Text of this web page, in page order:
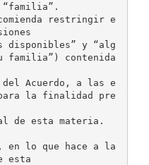
“familia”.
restringir e
disponibles” y “alg
familia”) contenida
Acuerdo, a las e
la finalidad pre
de esta materia.
en lo que hace a la
esta